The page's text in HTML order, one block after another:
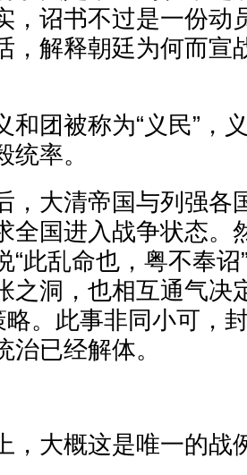
，诏书不过是一份动
，解释朝廷为何而宣
和团被称为“义民”，
统率。
，大清帝国与列强各
全国进入战争状态。
“此乱命也，粤不奉
之洞，也相互通气决
略。此事非同小可，
治已经解体。
，大概这是唯一的战